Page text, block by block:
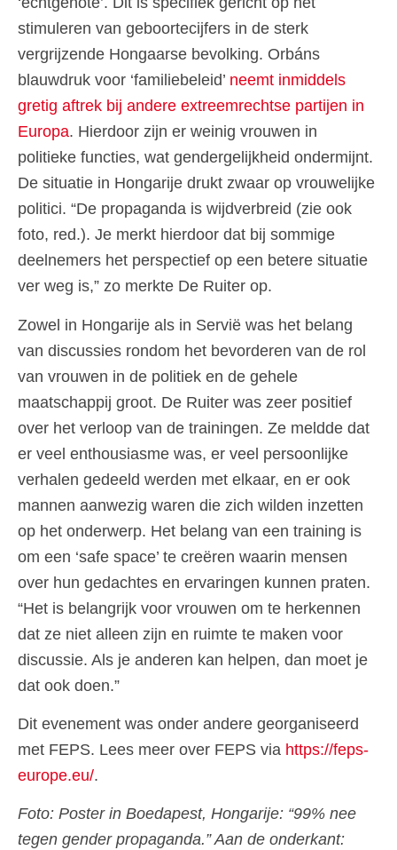
stimuleren van geboortecijfers in de sterk
vergrijzende Hongaarse bevolking. Orbáns
blauwdruk voor ‘familiebeleid’ neemt inmiddels
gretig aftrek bij andere extreemrechtse partijen in
Europa. Hierdoor zijn er weinig vrouwen in
politieke functies, wat gendergelijkheid ondermijnt.
De situatie in Hongarije drukt zwaar op vrouwelijke
politici. “De propaganda is wijdverbreid (zie ook
foto, red.). Je merkt hierdoor dat bij sommige
deelnemers het perspectief op een betere situatie
ver weg is,” zo merkte De Ruiter op.
Zowel in Hongarije als in Servië was het belang
van discussies rondom het bevorderen van de rol
van vrouwen in de politiek en de gehele
maatschappij groot. De Ruiter was zeer positief
over het verloop van de trainingen. Ze meldde dat
er veel enthousiasme was, er veel persoonlijke
verhalen gedeeld werden met elkaar, en er ook
mannen aanwezig waren die zich wilden inzetten
op het onderwerp. Het belang van een training is
om een ‘safe space’ te creëren waarin mensen
over hun gedachtes en ervaringen kunnen praten.
“Het is belangrijk voor vrouwen om te herkennen
dat ze niet alleen zijn en ruimte te maken voor
discussie. Als je anderen kan helpen, dan moet je
dat ook doen.”
Dit evenement was onder andere georganiseerd
met FEPS. Lees meer over FEPS via https://feps-
europe.eu/.
Foto: Poster in Boedapest, Hongarije: “99% nee
tegen gender propaganda.” Aan de onderkant: